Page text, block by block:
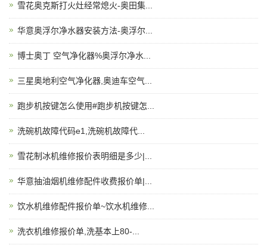
雪花奥克斯打火灶经常熄火-奥田集...
华意奥浮尔净水器安装方法-奥浮尔...
博士奥丁 空气净化器%奥浮尔净水...
三星奥地利空气净化器,奥迪车空气...
跑步机按键怎么使用#跑步机按键怎...
洗碗机故障代码e1,洗碗机故障代...
雪花制冰机维修报价表明细是多少|...
华意抽油烟机维修配件收费报价单|...
饮水机维修配件报价单~饮水机维修...
洗衣机维修报价单,洗基本上80-...